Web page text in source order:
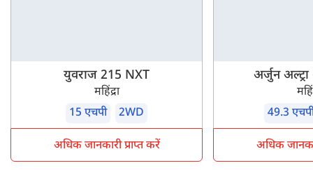
युवराज 215 NXT
महिंद्रा
15 एचपी
2WD
अधिक जानकारी प्राप्त करें
अर्जुन
49.3
अधिक